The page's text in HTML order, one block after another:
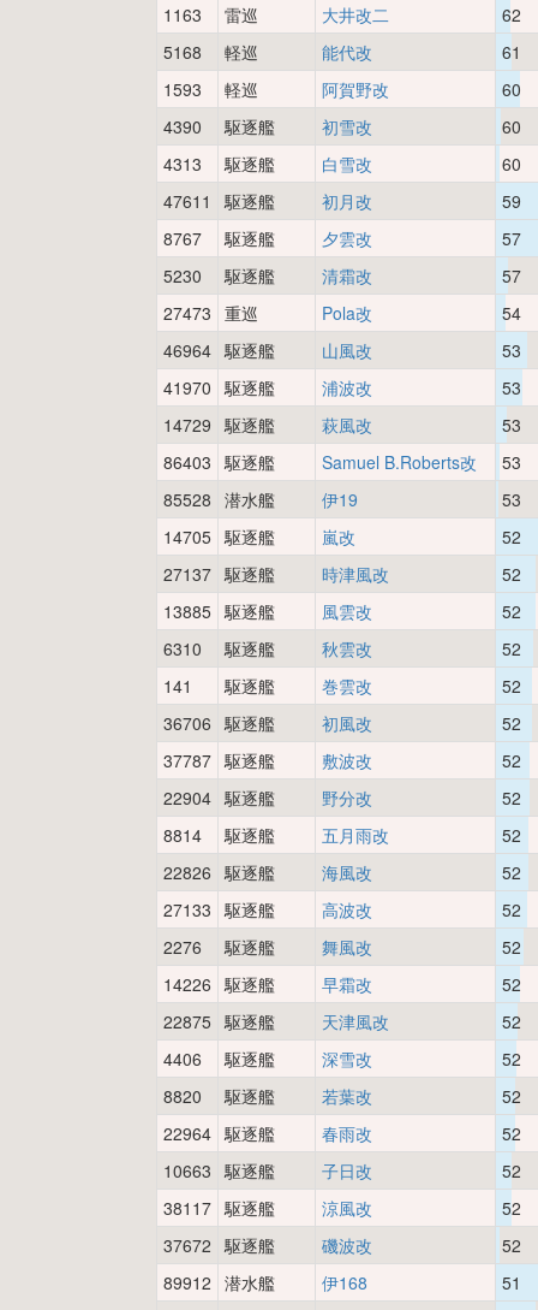
1163 雷巡 大井改二
62
5168
軽巡 能代改
61
1593
軽巡 阿賀野改
60
4390
駆逐艦 初雪改
60
4313
駆逐艦 白雪改
60
47611
駆逐艦 初月改
59
8767
駆逐艦 夕雲改
57
5230
駆逐艦 清霜改
57
27473 重巡 Pola改
54
46964 駆逐艦 山風改
53
41970 駆逐艦 浦波改
53
14729 駆逐艦 萩風改
53
86403 駆逐艦 Samuel B.Roberts改
53
85528 潜水艦 伊19
53
14705 駆逐艦 嵐改
52
27137 駆逐艦 時津風改
52
13885 駆逐艦 風雲改
52
6310
駆逐艦 秋雲改
52
141
駆逐艦 巻雲改
52
36706 駆逐艦 初風改
52
37787 駆逐艦 敷波改
52
22904 駆逐艦 野分改
52
8814
駆逐艦 五月雨改
52
22826 駆逐艦 海風改
52
27133 駆逐艦 高波改
52
2276
駆逐艦 舞風改
52
14226 駆逐艦 早霜改
52
22875 駆逐艦 天津風改
52
4406
駆逐艦 深雪改
52
8820
駆逐艦 若葉改
52
22964 駆逐艦 春雨改
52
10663 駆逐艦 子日改
52
38117 駆逐艦 涼風改
52
37672 駆逐艦 磯波改
52
89912 潜水艦 伊168
51